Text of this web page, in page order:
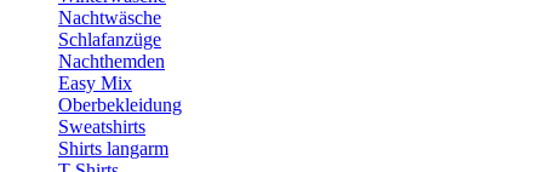
Nachtwäsche
Schlafanzüge
Nachthemden
Easy Mix
Oberbekleidung
Sweatshirts
Shirts langarm